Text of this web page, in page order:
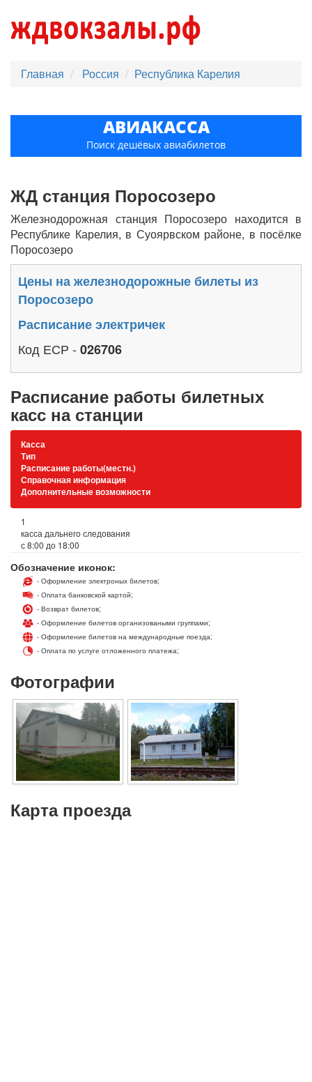
Главная Россия Республика Карелия
АВИАКАССА
Поиск дешёвых авиабилетов
ЖД станция Поросозеро
Железнодорожная станция Поросозеро находится в
Республике Карелия, в Суоярвском районе, в посёлке
Поросозеро
Цены на железнодорожные билеты из
Поросозеро
Расписание электричек
Код ЕСР - 026706
Расписание работы билетных
касс на станции
Касса
Тип
Расписание работы(местн.)
Справочная информация
Дополнительные возможности
1
касса дальнего следования
с 8:00 до 18:00
Обозначение иконок:
- Оформление электроных билетов;
- Оплата банковской картой;
- Возврат билетов;
- Оформление билетов организоваными группами;
- Оформление билетов на международные поезда;
- Оплата по услуге отложенного платежа;
Фотографии
Карта проезда